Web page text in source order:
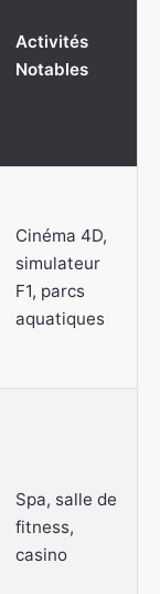
Activités
Notables
Cinéma 4D,
simulateur
F1, parcs
aquatiques
Spa, salle de
fitness,
casino